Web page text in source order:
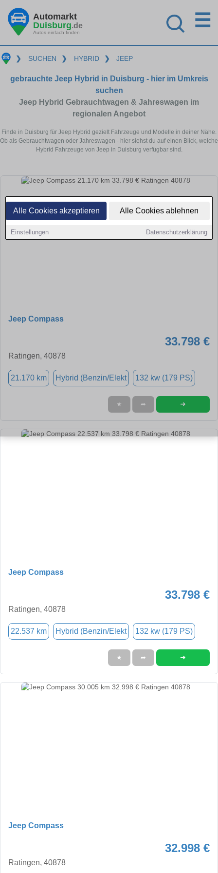
Alle Cookies akzeptieren Alle Cookies ablehnen
Einstellungen Datenschutzerklärung
Automarkt
Duisburg.de
Autos einfach finden
☰
❯ SUCHEN ❯ HYBRID ❯ JEEP
gebrauchte Jeep Hybrid in Duisburg - hier im Umkreis
suchen
Jeep Hybrid Gebrauchtwagen & Jahreswagen im
regionalen Angebot
Finde in Duisburg für Jeep Hybrid gezielt Fahrzeuge und Modelle in deiner Nähe.
Ob als Gebrauchtwagen oder Jahreswagen - hier siehst du auf einen Blick, welche
Hybrid Fahrzeuge von Jeep in Duisburg verfügbar sind.
Jeep Compass
33.798 €
Ratingen, 40878
21.170 km Hybrid (Benzin/Elekt 132 kw (179 PS)
★ ➦ ➜
Jeep Compass
33.798 €
Ratingen, 40878
22.537 km Hybrid (Benzin/Elekt 132 kw (179 PS)
★ ➦ ➜
Jeep Compass
32.998 €
Ratingen, 40878